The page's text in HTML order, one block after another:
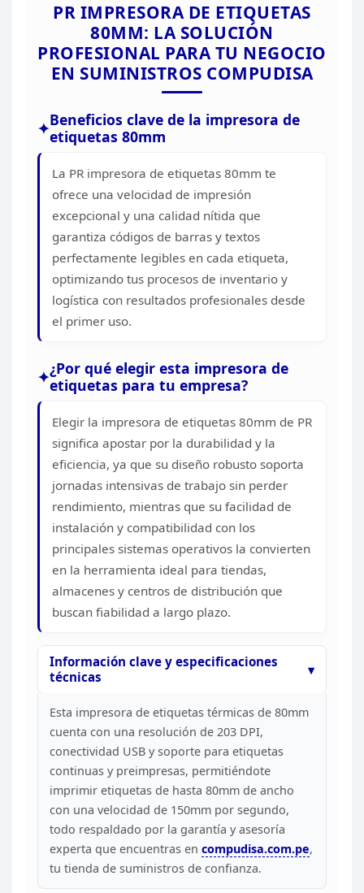
PR IMPRESORA DE ETIQUETAS
80MM: LA SOLUCIÓN
PROFESIONAL PARA TU NEGOCIO
EN SUMINISTROS COMPUDISA
Beneficios clave de la impresora de
etiquetas 80mm
La PR impresora de etiquetas 80mm te
ofrece una velocidad de impresión
excepcional y una calidad nítida que
garantiza códigos de barras y textos
perfectamente legibles en cada etiqueta,
optimizando tus procesos de inventario y
logística con resultados profesionales desde
el primer uso.
¿Por qué elegir esta impresora de
etiquetas para tu empresa?
Elegir la impresora de etiquetas 80mm de PR
significa apostar por la durabilidad y la
eficiencia, ya que su diseño robusto soporta
jornadas intensivas de trabajo sin perder
rendimiento, mientras que su facilidad de
instalación y compatibilidad con los
principales sistemas operativos la convierten
en la herramienta ideal para tiendas,
almacenes y centros de distribución que
buscan fiabilidad a largo plazo.
Información clave y especificaciones
técnicas
Esta impresora de etiquetas térmicas de 80mm
cuenta con una resolución de 203 DPI,
conectividad USB ysoporte para etiquetas
continuas y preimpresas, permitiéndote
imprimir etiquetas de hasta 80mm de ancho
con una velocidad de 150mm por segundo,
todo respaldado por la garantía y asesoría
experta que encuentras en compudisa.com.pe,
tu tienda de suministros de confianza.